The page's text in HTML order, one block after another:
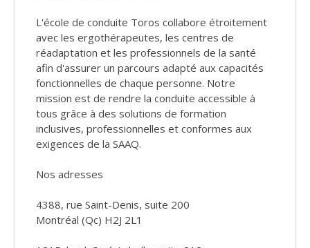
L'école de conduite Toros collabore étroitement
avec les ergothérapeutes, les centres de
réadaptation et les professionnels de la santé
afin d'assurer un parcours adapté aux capacités
fonctionnelles de chaque personne. Notre
mission est de rendre la conduite accessible à
tous grâce à des solutions de formation
inclusives, professionnelles et conformes aux
exigences de la SAAQ.
Nos adresses
4388, rue Saint-Denis, suite 200
Montréal (Qc) H2J 2L1